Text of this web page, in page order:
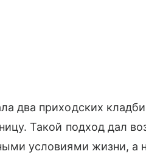
два приходских
Такой подход дал
условиями жизни, а